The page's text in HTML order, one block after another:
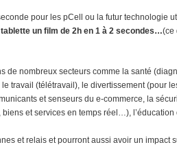
pour les pCell ou la futur technologie
un film de 2h en 1 à 2 secondes…(ce
de nombreux secteurs comme la santé
travail (télétravail), le divertissement (pour
et senseurs du e-commerce, la
et services en temps réel…), l’éducation
et relais et pourront aussi avoir un impact